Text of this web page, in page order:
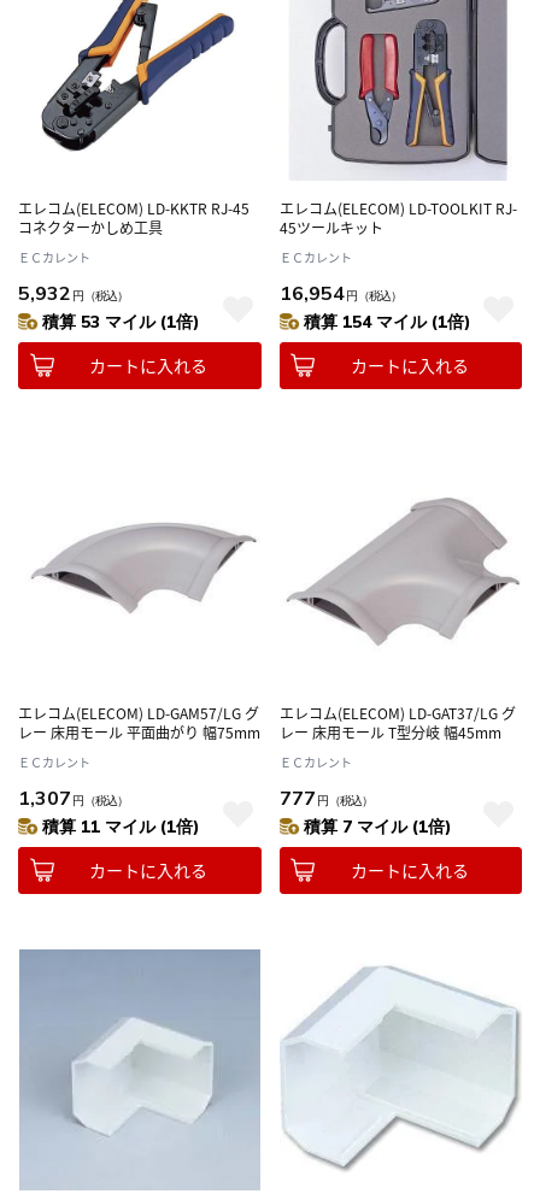
エレコム(ELECOM) LD-KKTR RJ-45
コネクターかしめ工具
ＥＣカレント
5,932 円 （税込）
積算 53 マイル (1倍)
カートに入れる
エレコム(ELECOM) LD-TOOLKIT RJ-
45ツールキット
ＥＣカレント
16,954円 （税込）
積算 154 マイル (1倍)
カートに入れる
エレコム(ELECOM) LD-GAM57/LG グ
レー 床用モール 平面曲がり 幅75mm
ＥＣカレント
1,307 円 （税込）
積算 11 マイル (1倍)
カートに入れる
エレコム(ELECOM) LD-GAT37/LG グ
レー 床用モール T型分岐 幅45mm
ＥＣカレント
777 円 （税込）
積算 7 マイル (1倍)
カートに入れる